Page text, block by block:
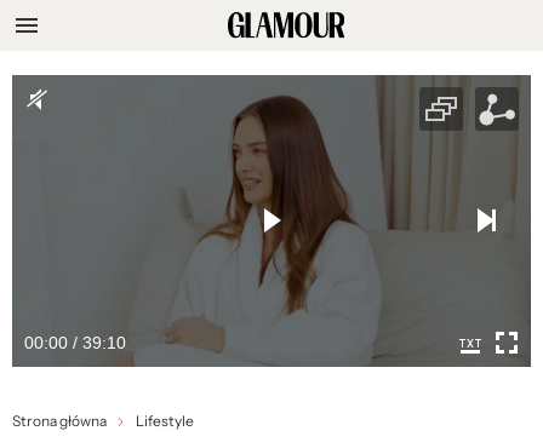
00:00 / 39:10
Strona główna Lifestyle